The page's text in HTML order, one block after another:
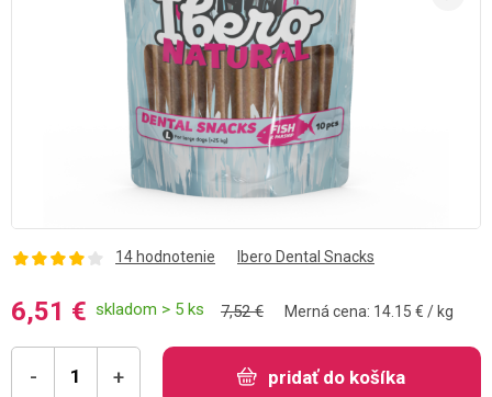
14 hodnotenie Ibero Dental Snacks
6,51 € skladom > 5 ks 7,52 € Merná cena: 14.15 € / kg
- + pridať do košíka